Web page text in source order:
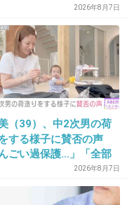
に旅行したい☆
+29 -2
在留資格なし…奪った車
追突”の逃走劇
2026年8月7日
（39）、中2次男の荷
する様子に賛否の声
んごい過保護…」「全部
が準備してくれるんだ」
2026年8月7日